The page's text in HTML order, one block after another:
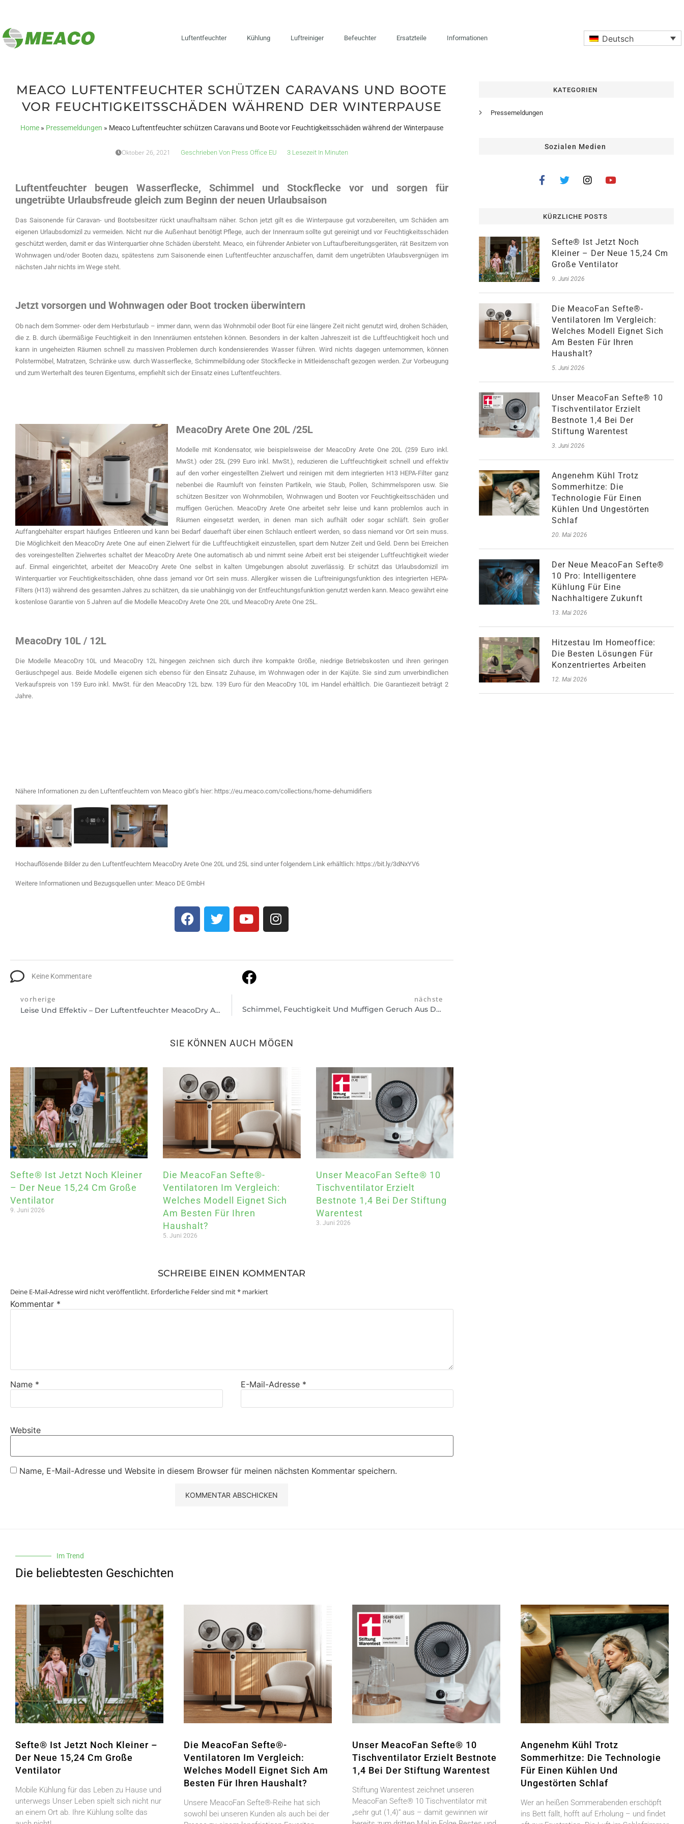
Luftentfeuchter Kühlung Luftreiniger Befeuchter Ersatzteile Informationen Deutsch
MEACO LUFTENTFEUCHTER SCHÜTZEN CARAVANS UND BOOTE
VOR FEUCHTIGKEITSSCHÄDEN WÄHREND DER WINTERPAUSE
Home» Pressemeldungen » Meaco Luftentfeuchter schützen Caravans und Boote vor Feuchtigkeitsschäden während der Winterpause
Oktober 26, 2021 Geschrieben VonPress Office EU 3 Lesezeit In Minuten
Luftentfeuchter beugen Wasserflecke, Schimmel und Stockflecke vor und sorgen für
ungetrübte Urlaubsfreude gleich zum Beginn der neuen Urlaubsaison
Das Saisonende für Caravan- und Bootsbesitzer rückt unaufhaltsam näher. Schon jetzt gilt es die Winterpause gut vorzubereiten, um Schäden am
eigenen Urlaubsdomizil zu vermeiden. Nicht nur die Außenhaut benötigt Pflege, auch der Innenraum sollte gut gereinigt und vor Feuchtigkeitsschäden
geschützt werden, damit er das Winterquartier ohne Schäden übersteht. Meaco, ein führender Anbieter von Luftaufbereitungsgeräten, rät Besitzern von
Wohnwagen und/oder Booten dazu, spätestens zum Saisonende einen Luftentfeuchter anzuschaffen, damit dem ungetrübten Urlaubsvergnügen im
nächsten Jahr nichts im Wege steht.
Jetzt vorsorgen und Wohnwagen oder Boot trocken überwintern
Ob nach dem Sommer- oder dem Herbsturlaub – immer dann, wenn das Wohnmobil oder Boot für eine längere Zeit nicht genutzt wird, drohen Schäden,
die z. B. durch übermäßige Feuchtigkeit in den Innenräumen entstehen können. Besonders in der kalten Jahreszeit ist die Luftfeuchtigkeit hoch und
kann in ungeheizten Räumen schnell zu massiven Problemen durch kondensierendes Wasser führen. Wird nichts dagegen unternommen, können
Polstermöbel, Matratzen, Schränke usw. durch Wasserflecke, Schimmelbildung oder Stockflecke in Mitleidenschaft gezogen werden. Zur Vorbeugung
und zum Werterhalt des teuren Eigentums, empfiehlt sich der Einsatz eines Luftentfeuchters.
MeacoDry Arete One 20L /25L
Modelle mit Kondensator, wie beispielsweise der MeacoDry Arete One 20L (259 Euro inkl.
MwSt.) oder 25L (299 Euro inkl. MwSt.), reduzieren die Luftfeuchtigkeit schnell und effektiv
auf den vorher eingestellten Zielwert und reinigen mit dem integrierten H13 HEPA-Filter ganz
nebenbei die Raumluft von feinsten Partikeln, wie Staub, Pollen, Schimmelsporen usw. Sie
schützen Besitzer von Wohnmobilen, Wohnwagen und Booten vor Feuchtigkeitsschäden und
muffigen Gerüchen. MeacoDry Arete One arbeitet sehr leise und kann problemlos auch in
Räumen eingesetzt werden, in denen man sich aufhält oder sogar schläft. Sein großer
Auffangbehälter erspart häufiges Entleeren und kann bei Bedarf dauerhaft über einen Schlauch entleert werden, so dass niemand vor Ort sein muss.
Die Möglichkeit den MeacoDry Arete One auf einen Zielwert für die Luftfeuchtigkeit einzustellen, spart dem Nutzer Zeit und Geld. Denn bei Erreichen
des voreingestellten Zielwertes schaltet der MeacoDry Arete One automatisch ab und nimmt seine Arbeit erst bei steigender Luftfeuchtigkeit wieder
auf. Einmal eingerichtet, arbeitet der MeacoDry Arete One selbst in kalten Umgebungen absolut zuverlässig. Er schützt das Urlaubsdomizil im
Winterquartier vor Feuchtigkeitsschäden, ohne dass jemand vor Ort sein muss. Allergiker wissen die Luftreinigungsfunktion des integrierten HEPA-
Filters (H13) während des gesamten Jahres zu schätzen, da sie unabhängig von der Entfeuchtungsfunktion genutzt werden kann. Meaco gewährt eine
kostenlose Garantie von 5 Jahren auf die Modelle MeacoDry Arete One 20L und MeacoDry Arete One 25L.
MeacoDry 10L / 12L
Die Modelle MeacoDry 10L und MeacoDry 12L hingegen zeichnen sich durch ihre kompakte Größe, niedrige Betriebskosten und ihren geringen
Geräuschpegel aus. Beide Modelle eigenen sich ebenso für den Einsatz Zuhause, im Wohnwagen oder in der Kajüte. Sie sind zum unverbindlichen
Verkaufspreis von 159 Euro inkl. MwSt. für den MeacoDry 12L bzw. 139 Euro für den MeacoDry 10L im Handel erhältlich. Die Garantiezeit beträgt 2
Jahre.
Nähere Informationen zu den Luftentfeuchtern von Meaco gibt’s hier: https://eu.meaco.com/collections/home-dehumidifiers
Hochauflösende Bilder zu den Luftentfeuchtern MeacoDry Arete One 20L und 25L sind unter folgendem Link erhältlich: https://bit.ly/3dNxYV6
Weitere Informationen und Bezugsquellen unter: Meaco DE GmbH
Keine Kommentare
vorherige
Leise Und Effektiv – Der Luftentfeuchter MeacoDry Arete® One 20L Ist Quiet Mark Zertifiziert
nächste
Schimmel, Feuchtigkeit Und Muffigen Geruch Aus Dem Keller Verbannen
SIE KÖNNEN AUCH MÖGEN
Sefte® Ist Jetzt Noch Kleiner
– Der Neue 15,24 Cm Große
Ventilator
9. Juni 2026
Die MeacoFan Sefte®-
Ventilatoren Im Vergleich:
Welches Modell Eignet Sich
Am Besten Für Ihren
Haushalt?
5. Juni 2026
Unser MeacoFan Sefte® 10
Tischventilator Erzielt
Bestnote 1,4 Bei Der Stiftung
Warentest
3. Juni 2026
SCHREIBE EINEN KOMMENTAR
Deine E-Mail-Adresse wird nicht veröffentlicht. Erforderliche Felder sind mit* markiert
Kommentar *
Name * E-Mail-Adresse *
Website
Name, E-Mail-Adresse und Website in diesem Browser für meinen nächsten Kommentar speichern.
KATEGORIEN
Pressemeldungen
Sozialen Medien
KÜRZLICHE POSTS
Sefte® Ist Jetzt Noch
Kleiner – Der Neue 15,24 Cm
Große Ventilator
9. Juni 2026
Die MeacoFan Sefte®-
Ventilatoren Im Vergleich:
Welches Modell Eignet Sich
Am Besten Für Ihren
Haushalt?
5. Juni 2026
Unser MeacoFan Sefte® 10
Tischventilator Erzielt
Bestnote 1,4 Bei Der
Stiftung Warentest
3. Juni 2026
Angenehm Kühl Trotz
Sommerhitze: Die
Technologie Für Einen
Kühlen Und Ungestörten
Schlaf
20. Mai 2026
Der Neue MeacoFan Sefte®
10 Pro: Intelligentere
Kühlung Für Eine
Nachhaltigere Zukunft
13. Mai 2026
Hitzestau Im Homeoffice:
Die Besten Lösungen Für
Konzentriertes Arbeiten
12. Mai 2026
Im Trend
Die beliebtesten Geschichten
Sefte® Ist Jetzt Noch Kleiner –
Der Neue 15,24 Cm Große
Ventilator
Mobile Kühlung für das Leben zu Hause und
unterwegs Unser Leben spielt sich nicht nur
an einem Ort ab. Ihre Kühlung sollte das
Die MeacoFan Sefte®-
Ventilatoren Im Vergleich:
Welches Modell Eignet Sich Am
Besten Für Ihren Haushalt?
Unsere MeacoFan Sefte®-Reihe hat sich
sowohl bei unseren Kunden als auch bei der
Unser MeacoFan Sefte® 10
Tischventilator Erzielt Bestnote
1,4 Bei Der Stiftung Warentest
Stiftung Warentest zeichnet unseren
MeacoFan Sefte® 10 Tischventilator mit
„sehr gut (1,4)“ aus – damit gewinnen wir
Angenehm Kühl Trotz
Sommerhitze: Die Technologie
Für Einen Kühlen Und
Ungestörten Schlaf
Wer an heißen Sommerabenden erschöpft
ins Bett fällt, hofft auf Erholung – und findet